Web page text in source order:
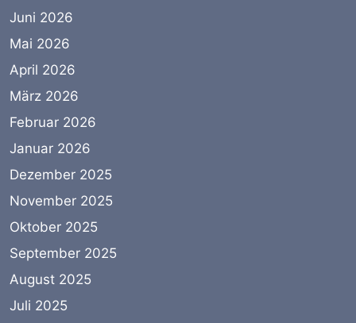
Juni 2026
Mai 2026
April 2026
März 2026
Februar 2026
Januar 2026
Dezember 2025
November 2025
Oktober 2025
September 2025
August 2025
Juli 2025